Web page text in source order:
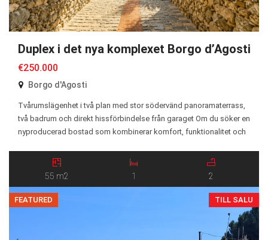
Duplex i det nya komplexet Borgo d’Agosti
€250.000
Borgo d'Agosti
Tvårumslägenhet i två plan med stor södervänd panoramaterrass,
två badrum och direkt hissförbindelse från garaget Om du söker en
nyproducerad bostad som kombinerar komfort, funktionalitet och
alternativen i Borgo d’Agosti. Lägenheten ligger på ett högt
entréplan och nås via endast två trappsteg. Entrén sker från […]
55 m2 1 2
FEATURED TILL SALU